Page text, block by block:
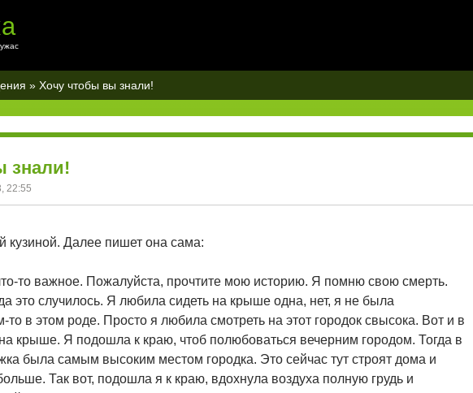
» Хочу чтобы вы знали!
знали!
22:55
кузиной. Далее пишет она сама:
то важное. Пожалуйста, прочтите мою историю. Я помню свою смерть.
это случилось. Я любила сидеть на крыше одна, нет, я не была
в этом роде. Просто я любила смотреть на этот городок свысока. Вот и в
крыше. Я подошла к краю, чтоб полюбоваться вечерним городом. Тогда в
была самым высоким местом городка. Это сейчас тут строят дома и
Так вот, подошла я к краю, вдохнула воздуха полную грудь и